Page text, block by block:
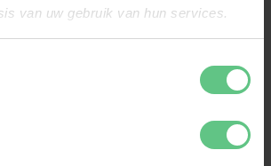
van uw gebruik van hun services.
doen,